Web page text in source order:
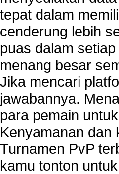
tepat dalam
cenderung lebih
puas dalam
menang besar
Jika mencari
jawabannya.
para pemain
Kenyamanan
Turnamen PvP
kamu tonton